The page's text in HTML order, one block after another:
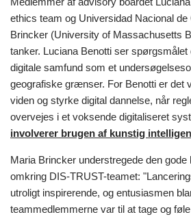
ethics team og Universidad Nacional
Brincker (University of Massachusetts
tanker. Luciana Benotti ser spørgsmålet
digitale samfund som et
geografiske grænser. For Benotti er det
viden og styrke digital dannelse, når
overvejes i et voksende digitaliseret
involverer brugen af kunstig
Maria Brincker understregede den gode
omkring DIS-TRUST-teamet:
utroligt inspirerende, og entusiasmen
teammedlemmerne var til at tage og